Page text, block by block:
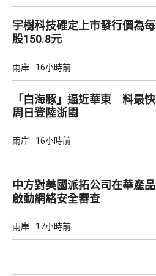
宇樹科技確定上市發行價為每
股150.8元
兩岸 16小時前
「白海豚」逼近華東 料最快
周日登陸浙閩
兩岸 16小時前
中方對美國派拓公司在華產品
啟動網絡安全審查
兩岸 17小時前